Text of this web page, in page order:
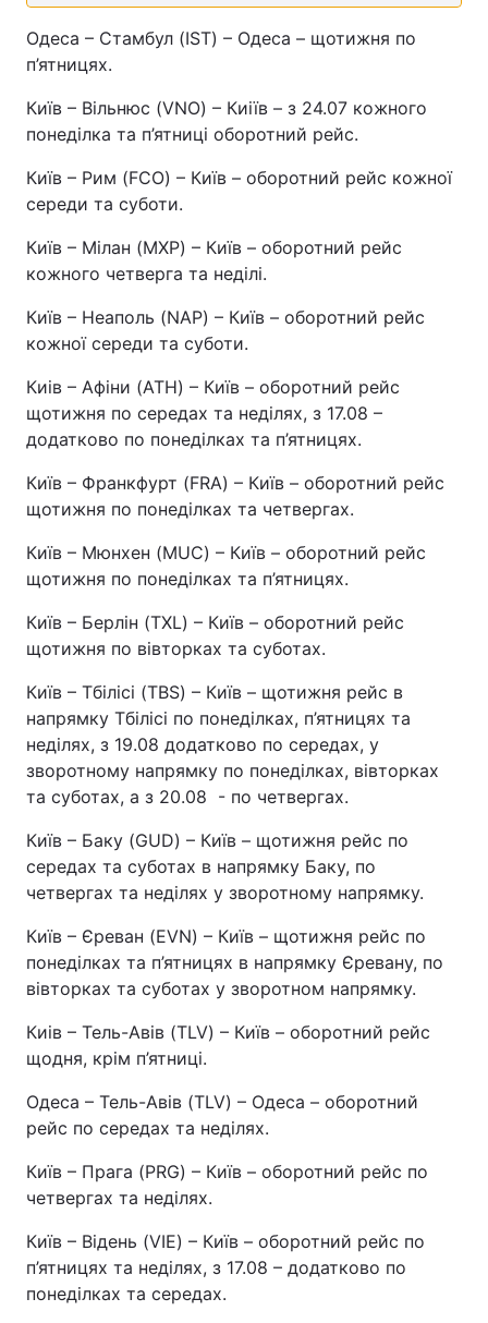
Одеса – Стамбул (IST) – Одеса – щотижня по
п’ятницях.
Київ – Вільнюс (VNO) – Киіїв – з 24.07 кожного
понеділка та п’ятниці оборотний рейс.
Київ – Рим (FCO) – Київ – оборотний рейс кожної
середи та суботи.
Київ – Мілан (MXP) – Київ – оборотний рейс
кожного четверга та неділі.
Київ – Неаполь (NAP) – Київ – оборотний рейс
кожної середи та суботи.
Киів – Афіни (ATH) – Київ – оборотний рейс
щотижня по середах та неділях, з 17.08 –
додатково по понеділках та п’ятницях.
Київ – Франкфурт (FRA) – Київ – оборотний рейс
щотижня по понеділках та четвергах.
Київ – Мюнхен (MUC) – Київ – оборотний рейс
щотижня по понеділках та п’ятницях.
Київ – Берлін (TXL) – Київ – оборотний рейс
щотижня по вівторках та суботах.
Київ – Тбілісі (TBS) – Київ – щотижня рейс в
напрямку Тбілісі по понеділках, п’ятницях та
неділях, з 19.08 додатково по середах, у
зворотному напрямку по понеділках, вівторках
та суботах, а з 20.08 - по четвергах.
Київ – Баку (GUD) – Київ – щотижня рейс по
середах та суботах в напрямку Баку, по
четвергах та неділях у зворотному напрямку.
Київ – Єреван (EVN) – Київ – щотижня рейс по
понеділках та п’ятницях в напрямку Єревану, по
вівторках та суботах у зворотном напрямку.
Киів – Тель-Авів (TLV) – Київ – оборотний рейс
щодня, крім п’ятниці.
Одеса – Тель-Авів (TLV) – Одеса – оборотний
рейс по середах та неділях.
Київ – Прага (PRG) – Київ – оборотний рейс по
четвергах та неділях.
Київ – Відень (VIE) – Київ – оборотний рейс по
п’ятницях та неділях, з 17.08 – додатково по
понеділках та середах.